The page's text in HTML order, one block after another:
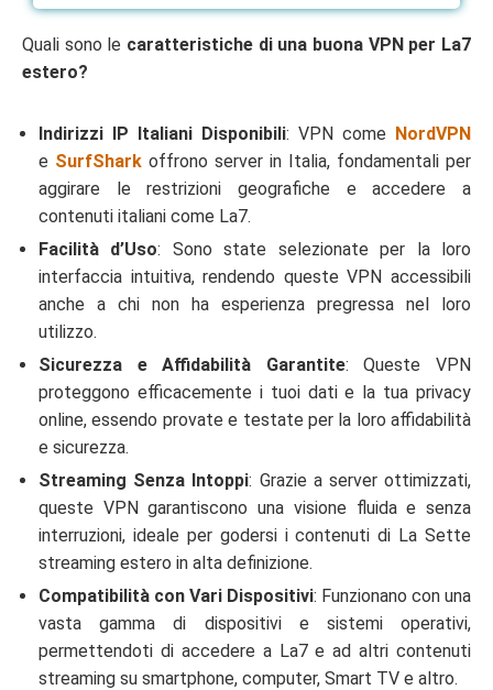
Quali sono le caratteristiche di una buona VPN per La7
estero?
Indirizzi IP Italiani Disponibili: VPN come NordVPN
e SurfShark offrono server in Italia, fondamentali per
aggirare le restrizioni geografiche e accedere a
contenuti italiani come La7.
Facilità d’Uso: Sono state selezionate per la loro
interfaccia intuitiva, rendendo queste VPN accessibili
anche a chi non ha esperienza pregressa nel loro
utilizzo.
Sicurezza e Affidabilità Garantite: Queste VPN
proteggono efficacemente i tuoi dati e la tua privacy
online, essendo provate e testate per la loro affidabilità
e sicurezza.
Streaming Senza Intoppi: Grazie a server ottimizzati,
queste VPN garantiscono una visione fluida e senza
interruzioni, ideale per godersi i contenuti di La Sette
streaming estero in alta definizione.
Compatibilità con Vari Dispositivi: Funzionano con una
vasta gamma di dispositivi e sistemi operativi,
permettendoti di accedere a La7 e ad altri contenuti
streaming su smartphone, computer, Smart TV e altro.